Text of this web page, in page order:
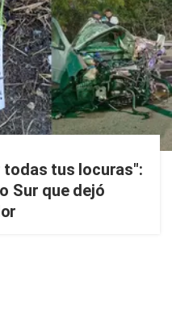
tus locuras":
Sur que dejó